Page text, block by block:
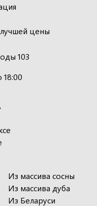
Из массива сосны
Из массива дуба
Из Беларуси
лучшей цены
103